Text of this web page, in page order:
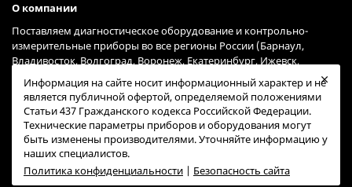
Широкий ассортимент: От компактных портативных
устройств до стационарных систем с расширенными
функциями.
Простота интеграции: Совместимость с
автоматизированными системами управления
производством.
Применение пирометров
Наши приборы идеально подходят для:
О компании
Поставляем диагностическое оборудование и контрольно-
измерительные приборы во все регионы России (Барнаул,
Владивосток, Волгоград, Воронеж, Екатеринбург, Ижевск,
Иркутск, Казань, Краснодар, Красноярск, Москва, Нижний
Новгород, Новосибирск, Омск, Пермь, Ростов-на-Дону, Самара,
Санкт-Петербург, Саратов, Тольятти, Тюмень, Ульяновск, Уфа,
Хабаровск, Челябинск, Ярославль) через курьерские службы
Гарантпост и СДЭК (возможна доставка и через другие сервисы).
Информация на сайте носит информационный характер и не
является публичной офертой, определяемой положениями
Статьи 437 Гражданского кодекса Российской Федерации.
Технические параметры приборов и оборудования могут
быть изменены производителями. Уточняйте информацию у
наших специалистов.
Политика конфиденциальности | Безопасность сайта